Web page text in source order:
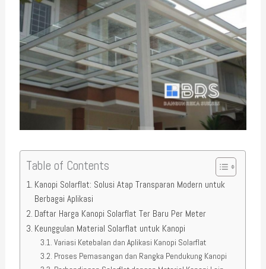
Table of Contents
Kanopi Solarflat: Solusi Atap Transparan Modern untuk
Berbagai Aplikasi
Daftar Harga Kanopi Solarflat Ter Baru Per Meter
Keunggulan Material Solarflat untuk Kanopi
Variasi Ketebalan dan Aplikasi Kanopi Solarflat
Proses Pemasangan dan Rangka Pendukung Kanopi